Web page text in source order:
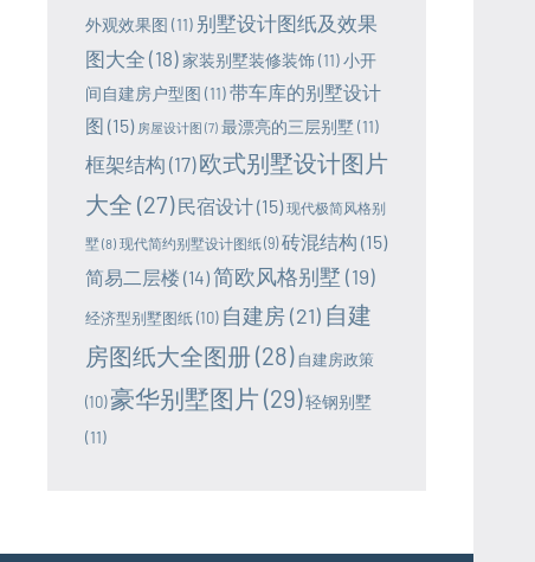
外观效果图 (11) 别墅设计图纸及效果
图大全 (18)家装别墅装修装饰(11)小开
间自建房户型图 (11)带车库的别墅设计
图 (15) 房屋设计图 (7) 最漂亮的三层别墅 (11)
框架结构 (17) 欧式别墅设计图片
大全 (27) 民宿设计(15) 现代极简风格别
墅(8) 现代简约别墅设计图纸(9) 砖混结构 (15)
简易二层楼 (14)简欧风格别墅 (19)
经济型别墅图纸(10) 自建房(21) 自建
房图纸大全图册 (28) 自建房政策
(10)豪华别墅图片 (29)轻钢别墅
(11)